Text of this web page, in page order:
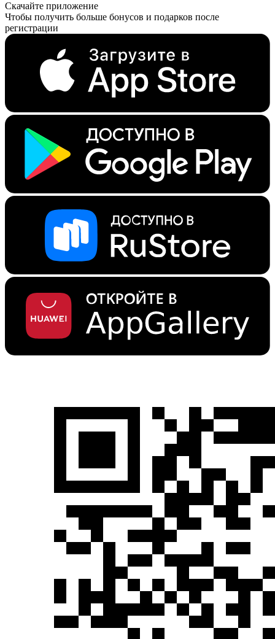
Скачайте приложение
Чтобы получить больше бонусов и подарков после
регистрации